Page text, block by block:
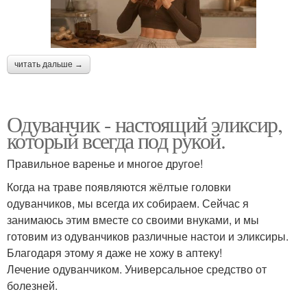
читать дальше →
Одуванчик - настоящий эликсир,
который всегда под рукой.
Правильное варенье и многое другое!
Когда на траве появляются жёлтые головки
одуванчиков, мы всегда их собираем. Сейчас я
занимаюсь этим вместе со своими внуками, и мы
готовим из одуванчиков различные настои и эликсиры.
Благодаря этому я даже не хожу в аптеку!
Лечение одуванчиком. Универсальное средство от
болезней.